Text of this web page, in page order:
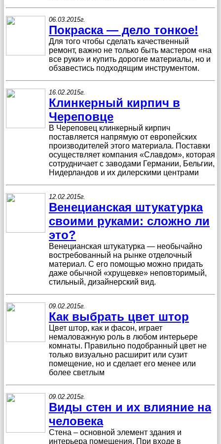
06.03.2015г.
Покраска — дело тонкое!
Для того чтобы сделать качественный
ремонт, важно не только быть мастером «на
все руки» и купить дорогие материалы, но и
обзавестись подходящим инструментом.
16.02.2015г.
Клинкерный кирпич в
Череповце
В Череповец клинкерный кирпич
поставляется напрямую от европейских
производителей этого материала. Поставки
осуществляет компания «Славдом», которая
сотрудничает с заводами Германии, Бельгии,
Нидерландов и их дилерскими центрами
12.02.2015г.
Венецианская штукатурка
своими руками: сложно ли
это?
Венецианская штукатурка — необычайно
востребованный на рынке отделочный
материал. С его помощью можно придать
даже обычной «хрущевке» неповторимый,
стильный, дизайнерский вид.
09.02.2015г.
Как выбрать цвет штор
Цвет штор, как и фасон, играет
немаловажную роль в любом интерьере
комнаты. Правильно подобранный цвет не
только визуально расширит или сузит
помещение, но и сделает его менее или
более светлым
09.02.2015г.
Виды стен и их влияние на
человека
Стена – основной элемент здания и
интерьера помещения. При входе в